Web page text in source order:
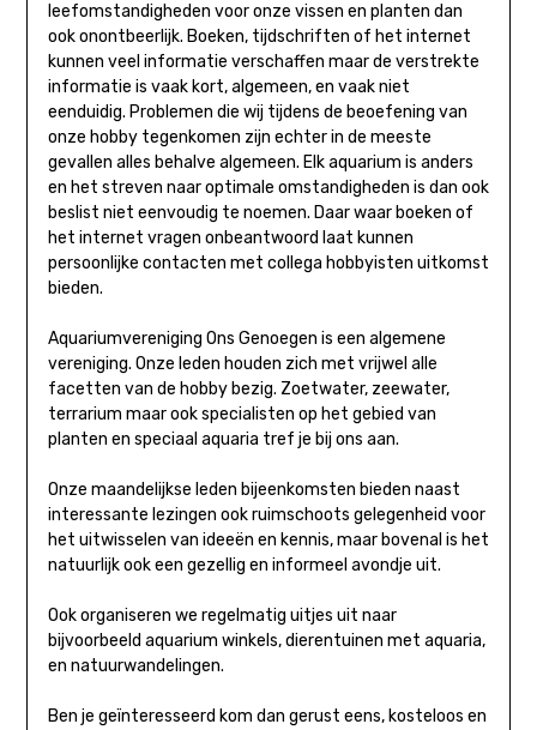
leefomstandigheden voor onze vissen en planten dan
ook onontbeerlijk. Boeken, tijdschriften of het internet
kunnen veel informatie verschaffen maar de verstrekte
informatie is vaak kort, algemeen, en vaak niet
eenduidig. Problemen die wij tijdens de beoefening van
onze hobby tegenkomen zijn echter in de meeste
gevallen alles behalve algemeen. Elk aquarium is anders
en het streven naar optimale omstandigheden is dan ook
beslist niet eenvoudig te noemen. Daar waar boeken of
het internet vragen onbeantwoord laat kunnen
persoonlijke contacten met collega hobbyisten uitkomst
bieden.
Aquariumvereniging Ons Genoegen is een algemene
vereniging. Onze leden houden zich met vrijwel alle
facetten van de hobby bezig. Zoetwater, zeewater,
terrarium maar ook specialisten op het gebied van
planten en speciaal aquaria tref je bij ons aan.
Onze maandelijkse leden bijeenkomsten bieden naast
interessante lezingen ook ruimschoots gelegenheid voor
het uitwisselen van ideeën en kennis, maar bovenal is het
natuurlijk ook een gezellig en informeel avondje uit.
Ook organiseren we regelmatig uitjes uit naar
bijvoorbeeld aquarium winkels, dierentuinen met aquaria,
en natuurwandelingen.
Ben je geïnteresseerd kom dan gerust eens, kosteloos en